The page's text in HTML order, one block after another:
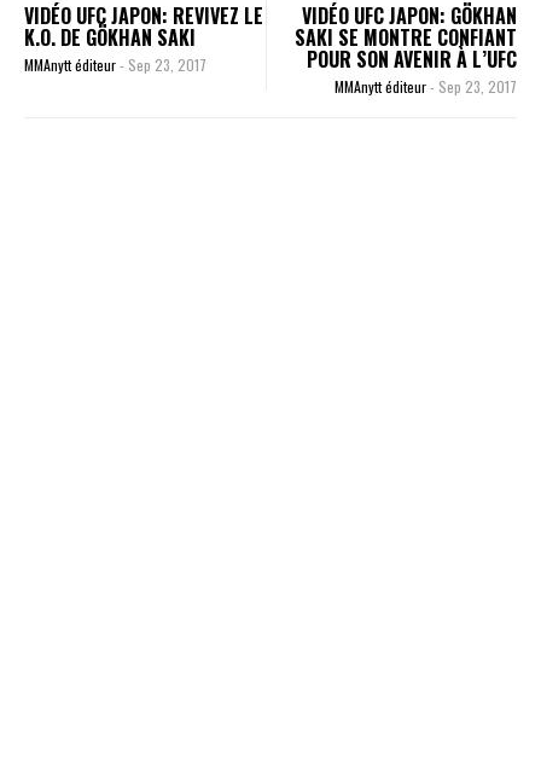
VIDÉO UFC JAPON: REVIVEZ LE
K.O. DE GÖKHAN SAKI
MMAnytt éditeur- Sep 23, 2017
VIDÉO UFC JAPON: GÖKHAN
SAKI SE MONTRE CONFIANT
POUR SON AVENIR À L’UFC
MMAnytt éditeur- Sep 23, 2017